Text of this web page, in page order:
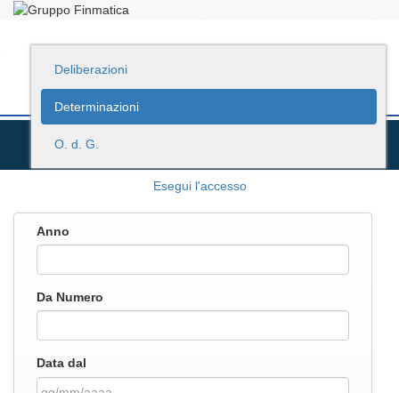
Deliberazioni
Determinazioni
O. d. G.
Esegui l'accesso
Anno
Da Numero
Data dal